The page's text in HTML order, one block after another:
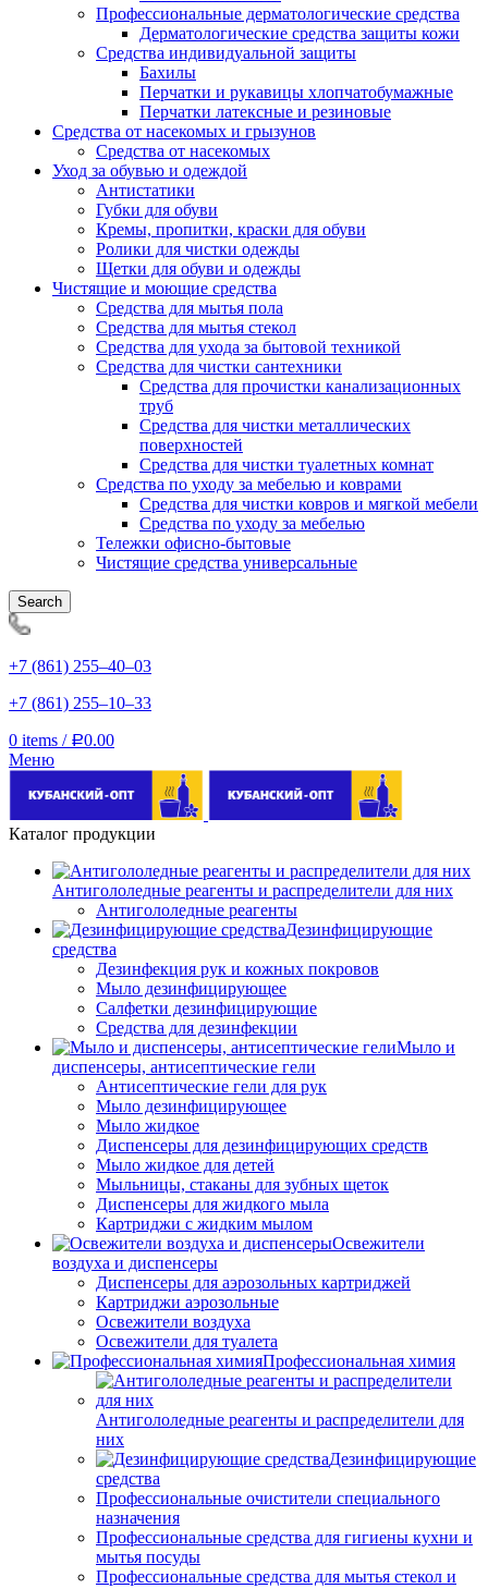
Профессиональные дерматологические средства
Дерматологические средства защиты кожи
Средства индивидуальной защиты
Бахилы
Перчатки и рукавицы хлопчатобумажные
Перчатки латексные и резиновые
Средства от насекомых и грызунов
Средства от насекомых
Уход за обувью и одеждой
Антистатики
Губки для обуви
Кремы, пропитки, краски для обуви
Ролики для чистки одежды
Щетки для обуви и одежды
Чистящие и моющие средства
Средства для мытья пола
Средства для мытья стекол
Средства для ухода за бытовой техникой
Средства для чистки сантехники
Средства для прочистки канализационных
труб
Средства для чистки металлических
поверхностей
Средства для чистки туалетных комнат
Средства по уходу за мебелью и коврами
Средства для чистки ковров и мягкой мебели
Средства по уходу за мебелью
Тележки офисно-бытовые
Чистящие средства универсальные
Search
+7 (861) 255‒40‒03
+7 (861) 255‒10‒33
0 items / Р0.00
Меню
Каталог продукции
Антигололедные реагенты и распределители для них
Антигололедные реагенты
Дезинфицирующие
средства
Дезинфекция рук и кожных покровов
Мыло дезинфицирующее
Салфетки дезинфицирующие
Средства для дезинфекции
Мыло и
диспенсеры, антисептические гели
Антисептические гели для рук
Мыло дезинфицирующее
Мыло жидкое
Диспенсеры для дезинфицирующих средств
Мыло жидкое для детей
Мыльницы, стаканы для зубных щеток
Диспенсеры для жидкого мыла
Картриджи с жидким мылом
Освежители
воздуха и диспенсеры
Диспенсеры для аэрозольных картриджей
Картриджи аэрозольные
Освежители воздуха
Освежители для туалета
Профессиональная химия
Антигололедные реагенты и распределители для
них
Дезинфицирующие
средства
Профессиональные очистители специального
назначения
Профессиональные средства для гигиены кухни и
мытья посуды
Профессиональные средства для мытья стекол и